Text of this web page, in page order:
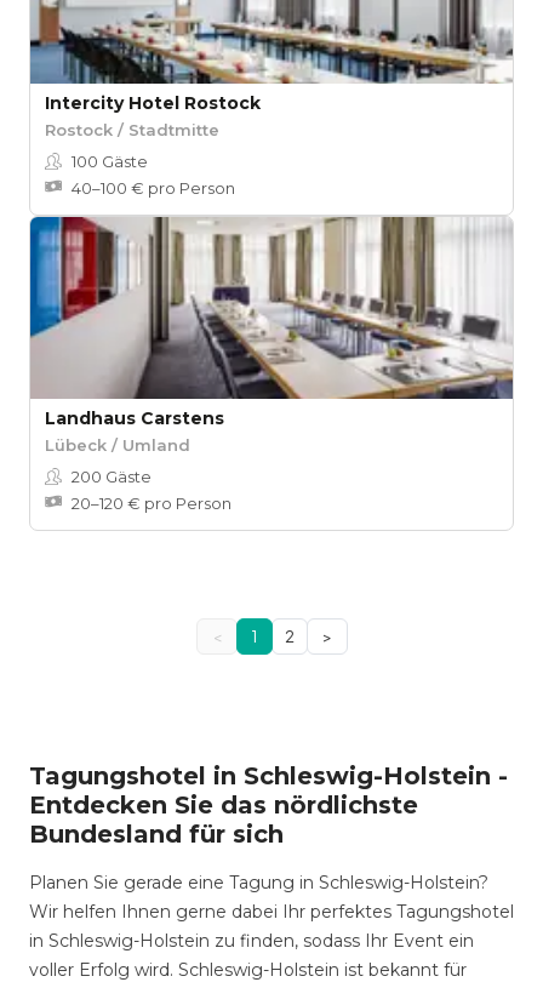
Intercity Hotel Rostock
Rostock / Stadtmitte
100 Gäste
40–100 € pro Person
Landhaus Carstens
Lübeck / Umland
200 Gäste
20–120 € pro Person
< 1 2 >
Tagungshotel in Schleswig-Holstein -
Entdecken Sie das nördlichste
Bundesland für sich
Planen Sie gerade eine Tagung in Schleswig-Holstein?
Wir helfen Ihnen gerne dabei Ihr perfektes Tagungshotel
in Schleswig-Holstein zu finden, sodass Ihr Event ein
voller Erfolg wird. Schleswig-Holstein ist bekannt für